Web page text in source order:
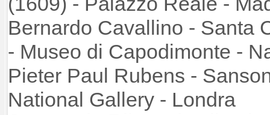
Bernardo Cavallino - Santa
- Museo di
Pieter Paul Rubens -
National